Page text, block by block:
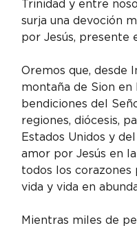
Trinidad y entre
surja una devoción
por Jesús, presente
Oremos que, desde
montaña de Sion en
bendiciones del
regiones, diócesis,
Estados Unidos y
amor por Jesús en
todos los
vida y vida en
Mientras miles de